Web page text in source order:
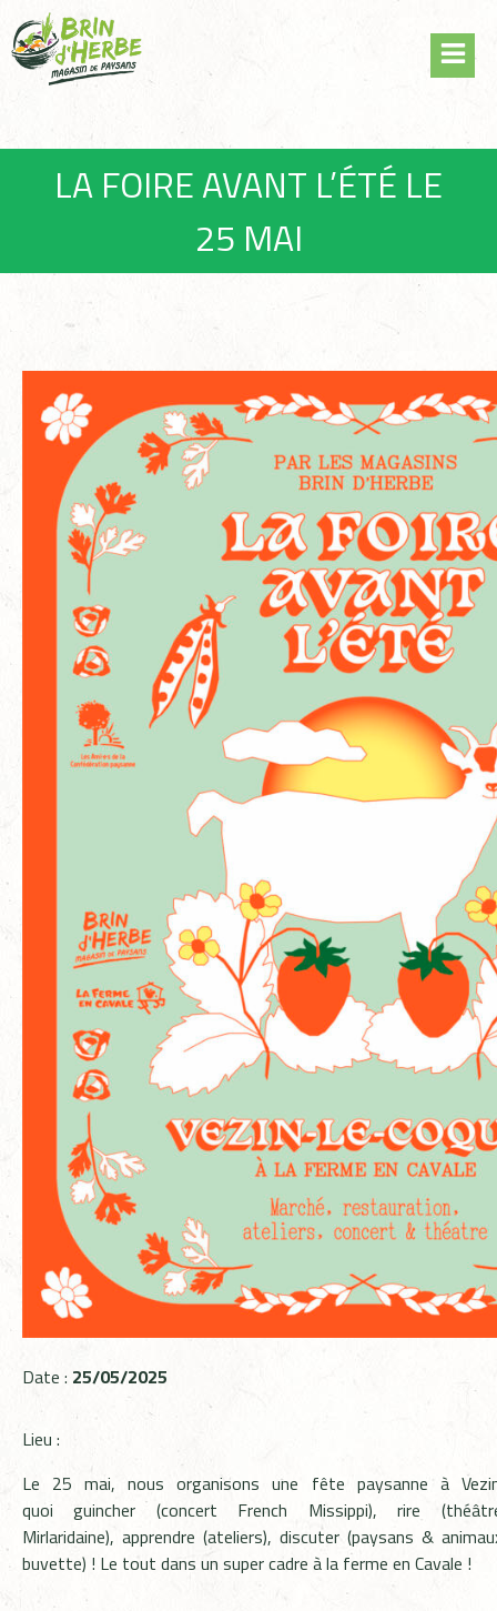
to
content
LA FOIRE AVANT L’ÉTÉ LE
25 MAI
Date : 25/05/2025
Lieu :
Le 25 mai, nous organisons une fête paysanne à
quoi guincher (concert French Missippi), rire
Mirlaridaine), apprendre (ateliers), discuter (paysans &
buvette) ! Le tout dans un super cadre à la ferme en Cavale !
Panneau de gestion des cookies